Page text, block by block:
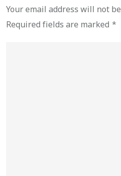
Your email address will not
Required fields are marked *